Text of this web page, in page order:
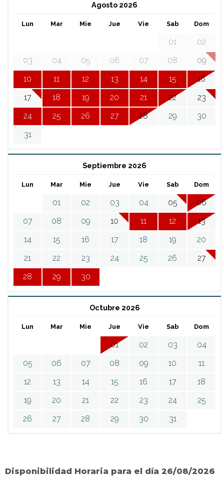
Agosto 2026
Lun Mar Mie Jue Vie Sab Dom
01
02
03
04 05 06 07 08
09
10
11 12 13 14 15
16
17
18 19 20 21 22
23
24
25 26 27 28 29
30
31
Septiembre 2026
Lun Mar Mie Jue Vie Sab Dom
01 02 03 04 05
06
07
08 09 10 11 12
13
14
15 16 17 18 19
20
21
22 23 24 25 26
27
28
29 30
Octubre 2026
Lun Mar Mie Jue Vie Sab Dom
01 02 03
04
05
06 07 08 09 10
11
12
13 14 15 16 17
18
19
20 21 22 23 24
25
26
27 28 29 30 31
Disponibilidad Horaria para el día 26/08/2026